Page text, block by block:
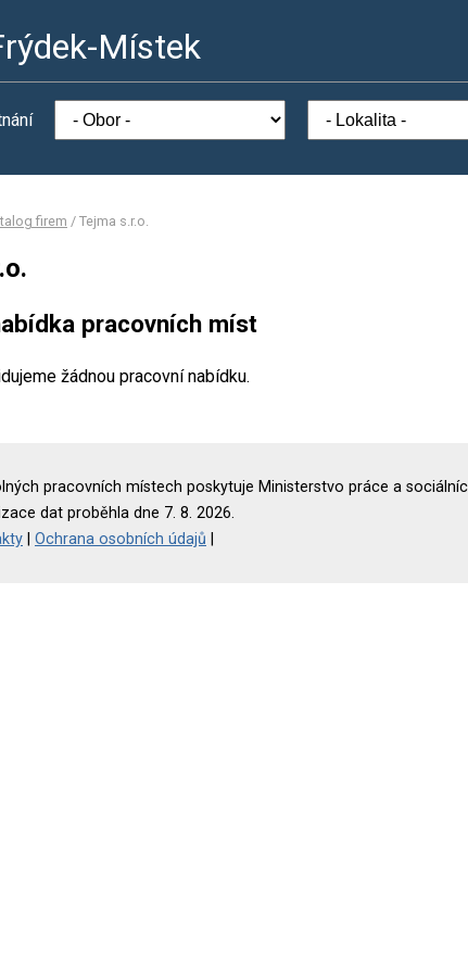
Místek
firem / Tejma s.r.o.
pracovních míst
žádnou pracovní nabídku.
pracovních místech poskytuje Ministerstvo práce a
dat proběhla dne 7. 8. 2026.
Ochrana osobních údajů